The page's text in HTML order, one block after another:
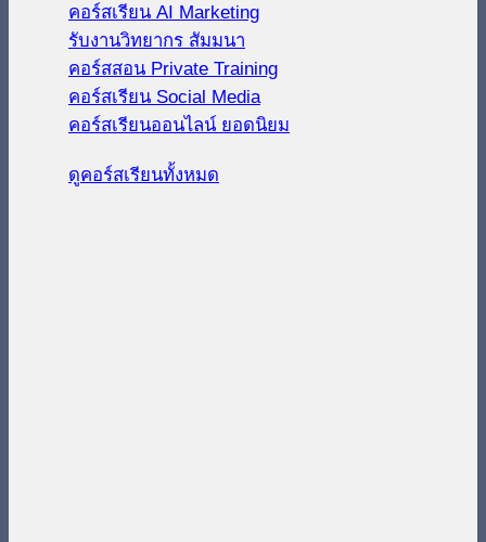
คอร์สเรียน AI Marketing
รับงานวิทยากร สัมมนา
คอร์สสอน Private Training
คอร์สเรียน Social Media
คอร์สเรียนออนไลน์
ดูคอร์สเรียนทั้งหมด